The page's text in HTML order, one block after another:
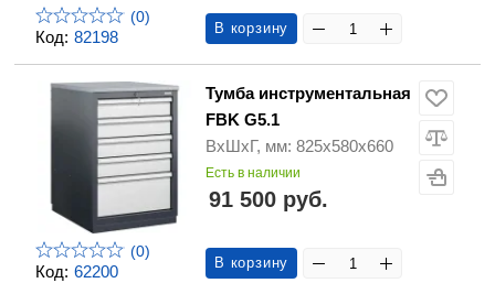
Код: 82198
(0)
В корзину
Код: 62200
(0)
Тумба инструментальная
FBK G5.1
ВхШхГ, мм: 825х580х660
Есть в наличии
91 500 руб.
В корзину